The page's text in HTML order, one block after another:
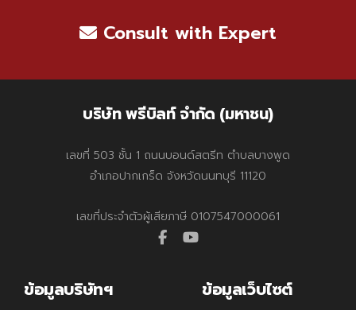
Consult with Expert
บริษัท พรีบิลท์ จำกัด (มหาชน)
เลขที่ 503 ชั้น 1 ถนนบอนด์สตรีท ตำบลบางพูด
อำเภอปากเกร็ด จังหวัดนนทบุรี 11120
เลขที่ประจำตัวผู้เสียภาษี 0107547000061
facebookyoutube
ข้อมูลบริษัทฯ ข้อมูลเว็บไซต์